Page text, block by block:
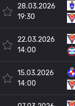
28.03.2026
19:30
22.03.2026
14:00
15.03.2026
14:00